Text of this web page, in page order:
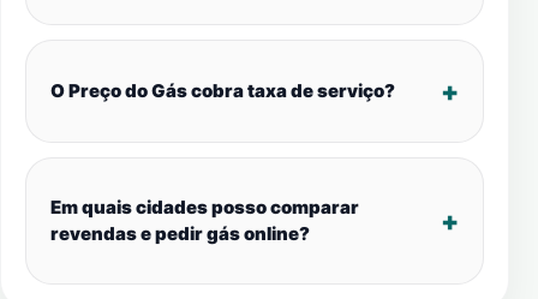
O Preço do Gás cobra taxa de serviço?
Em quais cidades posso comparar
revendas e pedir gás online?